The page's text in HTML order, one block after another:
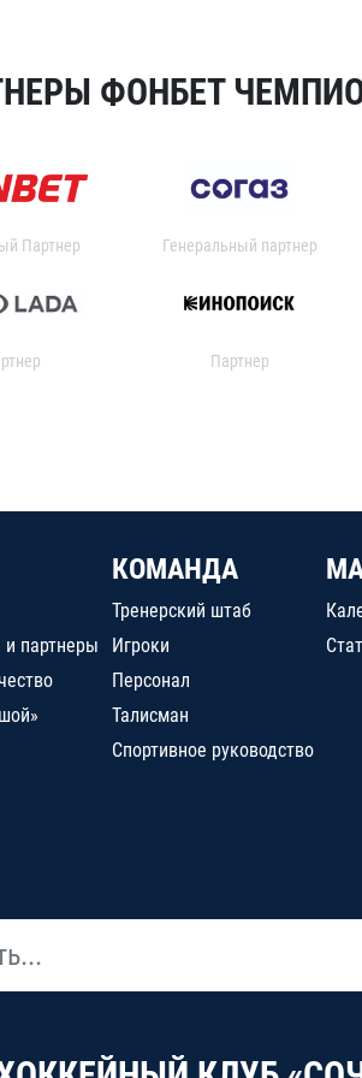
ФОНБЕТ
Партнер Генеральный партнер
Партнер
партнеры
КОМАНДА
Тренерский штаб
Игроки
Персонал
Талисман
Спортивное руководство